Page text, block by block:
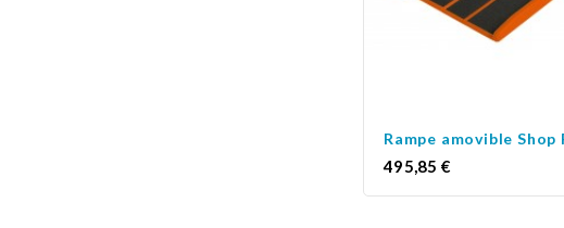
Prix
495,85 €